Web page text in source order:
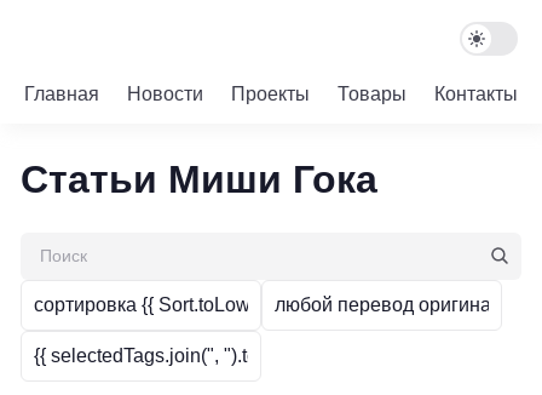
Главная Новости Проекты Товары Контакты
Статьи Миши Гока
сортировка {{ Sort.toLowerCase() }}
любой перевод оригинал
{{ selectedTags.join(", ").toLowerCase() }}